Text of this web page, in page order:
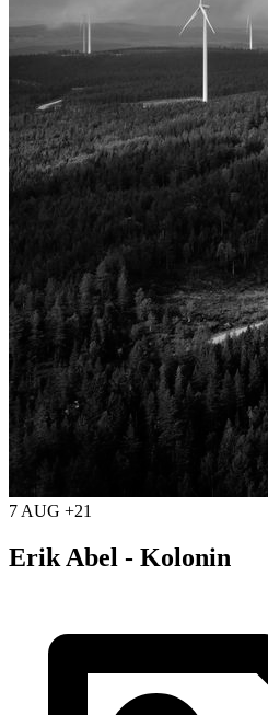
7 AUG +21
Erik Abel - Kolonin